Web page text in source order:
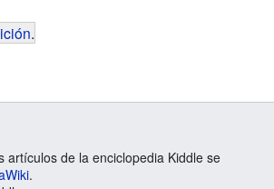
.
de la enciclopedia Kiddle se
.